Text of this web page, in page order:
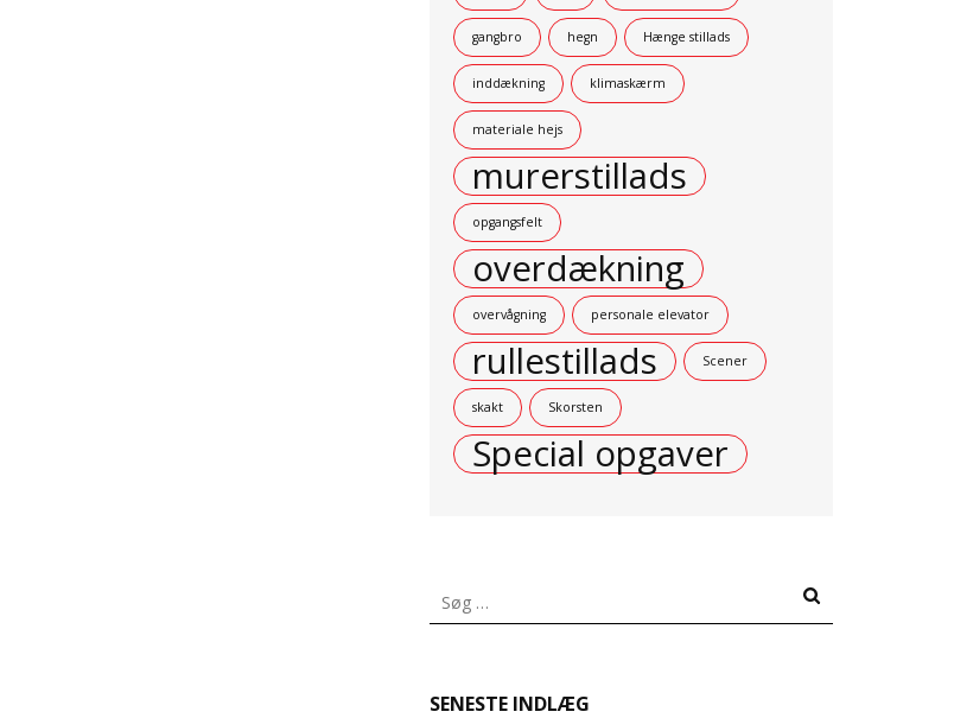
gangbro hegn Hænge stillads
inddækning klimaskærm
materiale hejs
murerstillads
opgangsfelt
overdækning
overvågning personale elevator
rullestillads Scener
skakt Skorsten
Special opgaver
Søg
efter:
SENESTE INDLÆG